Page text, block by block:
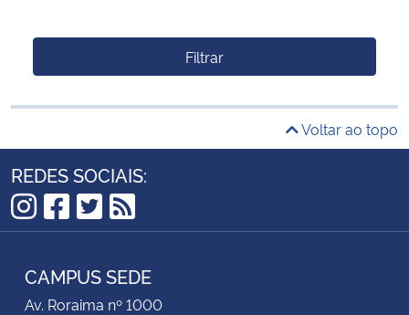
Filtrar
Voltar ao topo
REDES SOCIAIS:
Instagram
Facebook
Twitter
RSS
CAMPUS SEDE
Av. Roraima nº 1000